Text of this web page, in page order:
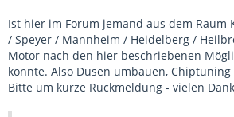
Ist hier im Forum jemand aus dem Raum
/ Speyer / Mannheim / Heidelberg /
Motor nach den hier beschriebenen
könnte. Also Düsen umbauen, Chiptuning
Bitte um kurze Rückmeldung - vielen Dank